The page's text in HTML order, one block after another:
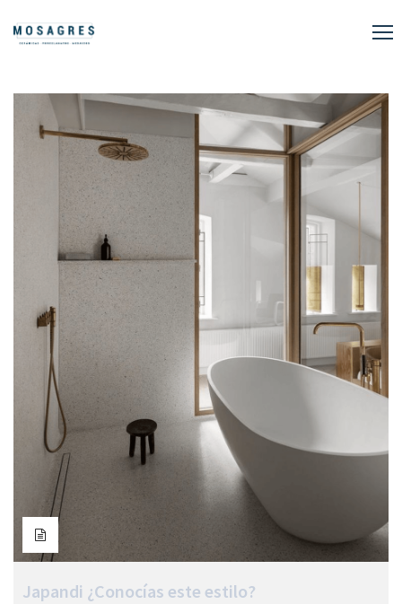
Japandi ¿Conocías este estilo?